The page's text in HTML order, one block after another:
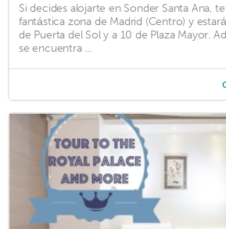
Si decides alojarte en Sonder Santa Ana,
fantástica zona de Madrid (Centro) y
de Puerta del Sol y a 10 de Plaza Mayor.
se encuentra ...